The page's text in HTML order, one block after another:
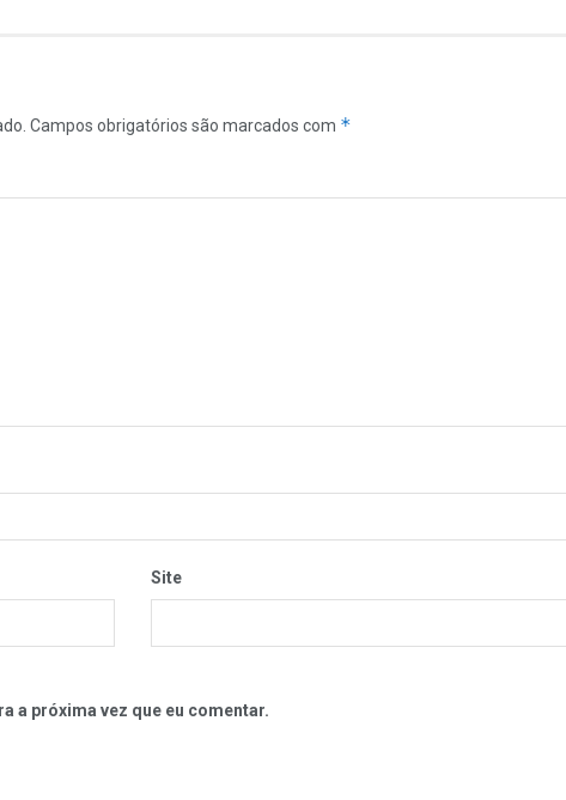
Campos obrigatórios são marcados com *
Site
a próxima vez que eu comentar.